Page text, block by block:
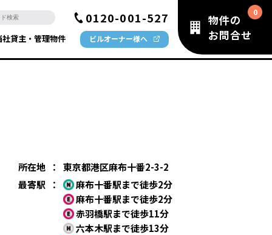
0120-001-527
社貸主・管理物件 ビルオーナー様へ
物件の
お問合せ
所在地 ：
東京都港区麻布十番2-3-2
最寄駅
：
麻布十番駅まで徒歩2分
麻布十番駅まで徒歩2分
赤羽橋駅まで徒歩11分
六本木駅まで徒歩13分